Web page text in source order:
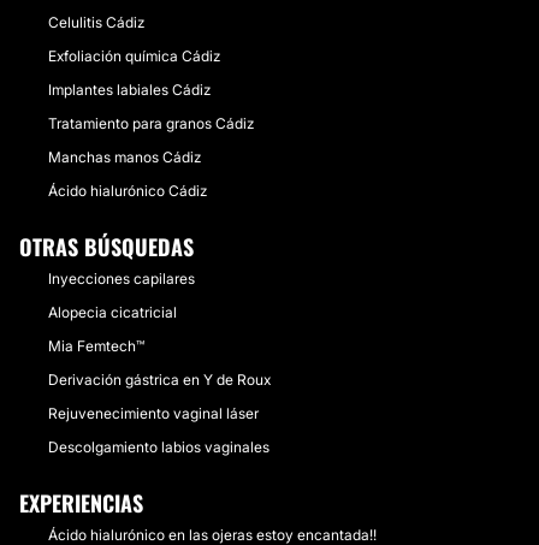
Celulitis Cádiz
Exfoliación química Cádiz
Implantes labiales Cádiz
Tratamiento para granos Cádiz
Manchas manos Cádiz
Ácido hialurónico Cádiz
OTRAS BÚSQUEDAS
Inyecciones capilares
Alopecia cicatricial
Mia Femtech™
Derivación gástrica en Y de Roux
Rejuvenecimiento vaginal láser
Descolgamiento labios vaginales
EXPERIENCIAS
Ácido hialurónico en las ojeras estoy encantada!!